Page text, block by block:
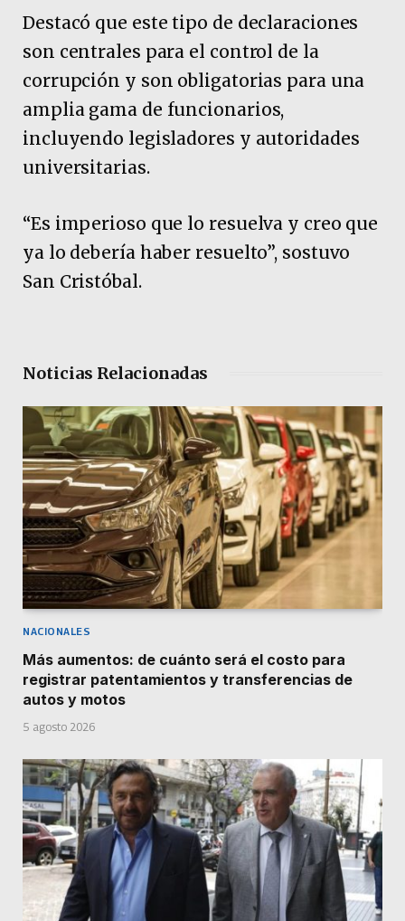
Destacó que este tipo de declaraciones
son centrales para el control de la
corrupción y son obligatorias para una
amplia gama de funcionarios,
incluyendo legisladores y autoridades
universitarias.
“Es imperioso que lo resuelva y creo que
ya lo debería haber resuelto”, sostuvo
San Cristóbal.
Noticias Relacionadas
NACIONALES
Más aumentos: de cuánto será el costo para
registrar patentamientos y transferencias de
autos y motos
5 agosto 2026